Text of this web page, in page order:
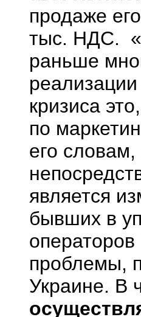
продаже
тыс. НДС.
раньше
кризиса
по
его
является
бывших в
проблемы,
Украине. В